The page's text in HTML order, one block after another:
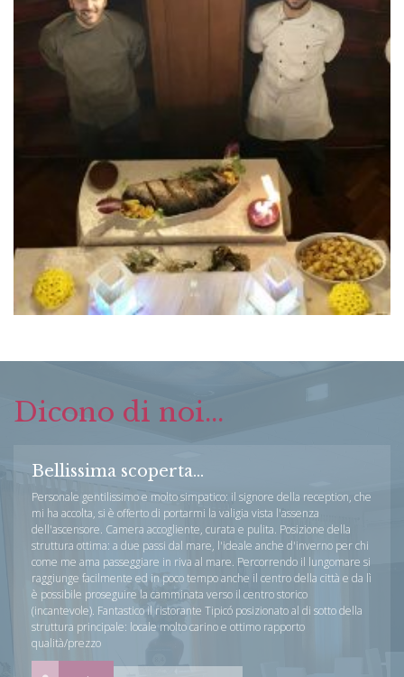
Dicono di noi...
Bellissima scoperta...
Personale gentilissimo e molto simpatico: il signore della reception, che
mi ha accolta, si è offerto di portarmi la valigia vista l'assenza
dell'ascensore. Camera accogliente, curata e pulita. Posizione della
struttura ottima: a due passi dal mare, l'ideale anche d'inverno per chi
come me ama passeggiare in riva al mare. Percorrendo il lungomare si
raggiunge facilmente ed in poco tempo anche il centro della città e da lì
è possibile proseguire la camminata verso il centro storico
(incantevole). Fantastico il ristorante Tipicó posizionato al di sotto della
struttura principale: locale molto carino e ottimo rapporto
qualità/prezzo